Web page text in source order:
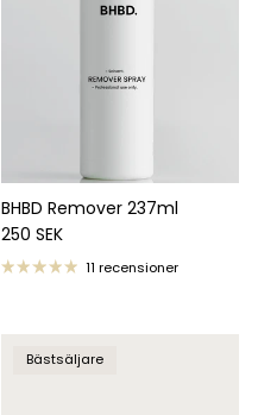
BHBD Remover 237ml
Ordinarie pris
250 SEK
11 recensioner
Bästsäljare